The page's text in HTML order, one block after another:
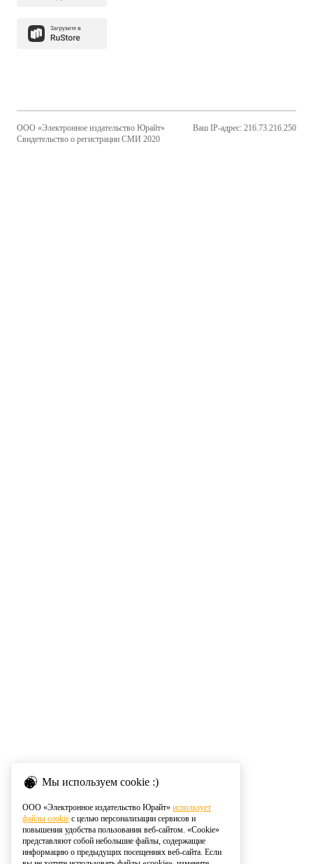
Мы используем cookie :)
ООО «Электронное издательство Юрайт» использует
файлы cookie с целью персонализации сервисов и
повышения удобства пользования веб-сайтом. «Cookie»
представляют собой небольшие файлы, содержащие
информацию о предыдущих посещениях веб-сайта. Если
ООО «Электронное издательство Юрайт»
Свидетельство о регистрации СМИ 2020
Ваш IP-адрес: 216.73.216.250